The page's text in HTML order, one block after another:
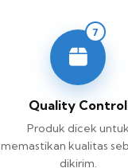
7
Quality Control
Produk dicek untuk
memastikan kualitas
dikirim.